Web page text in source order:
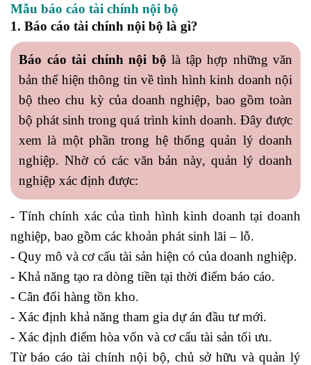
Mẫu báo cáo tài chính nội bộ
1. Báo cáo tài chính nội bộ là gì?
Báo cáo tài chính nội bộ là tập hợp những văn
bản thể hiện thông tin về tình hình kinh doanh nội
bộ theo chu kỳ của doanh nghiệp, bao gồm toàn
bộ phát sinh trong quá trình kinh doanh. Đây được
xem là một phần trong hệ thống quản lý doanh
nghiệp. Nhờ có các văn bản này, quản lý doanh
nghiệp xác định được:
- Tính chính xác của tình hình kinh doanh tại doanh
nghiệp, bao gồm các khoản phát sinh lãi – lỗ.
- Quy mô và cơ cấu tài sản hiện có của doanh nghiệp.
- Khả năng tạo ra dòng tiền tại thời điểm báo cáo.
- Cân đối hàng tồn kho.
- Xác định khả năng tham gia dự án đầu tư mới.
- Xác định điểm hòa vốn và cơ cấu tài sản tối ưu.
Từ báo cáo tài chính nội bộ, chủ sở hữu và quản lý